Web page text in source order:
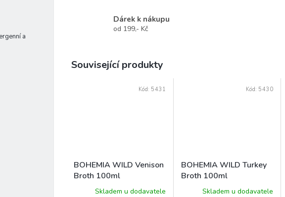
a
Dárek k nákupu
od 199,- Kč
Související produkty
BOHEMIA WILD Venison
Broth 100ml
Skladem u dodavatele
Kód: 5431
BOHEMIA WILD Turkey
Broth 100ml
Skladem u dodavatele
Kód: 5430